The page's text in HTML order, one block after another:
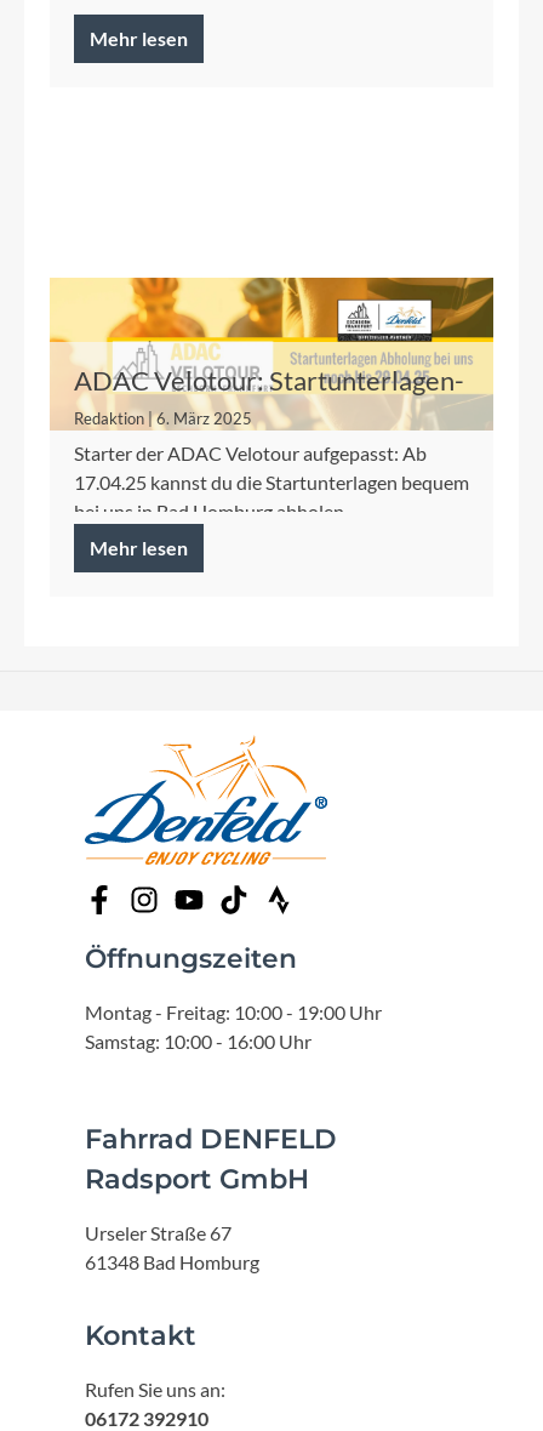
Mehr lesen
ADAC Velotour: Startunterlagen-
Abholung und mehr bei DENFELD
Redaktion | 6. März 2025
Starter der ADAC Velotour aufgepasst: Ab
17.04.25 kannst du die Startunterlagen bequem
bei uns in Bad Homburg abholen.
Mehr lesen
Öffnungszeiten
Montag - Freitag: 10:00 - 19:00 Uhr
Samstag: 10:00 - 16:00 Uhr
Fahrrad DENFELD
Radsport GmbH
Urseler Straße 67
61348 Bad Homburg
Kontakt
Rufen Sie uns an:
06172 392910